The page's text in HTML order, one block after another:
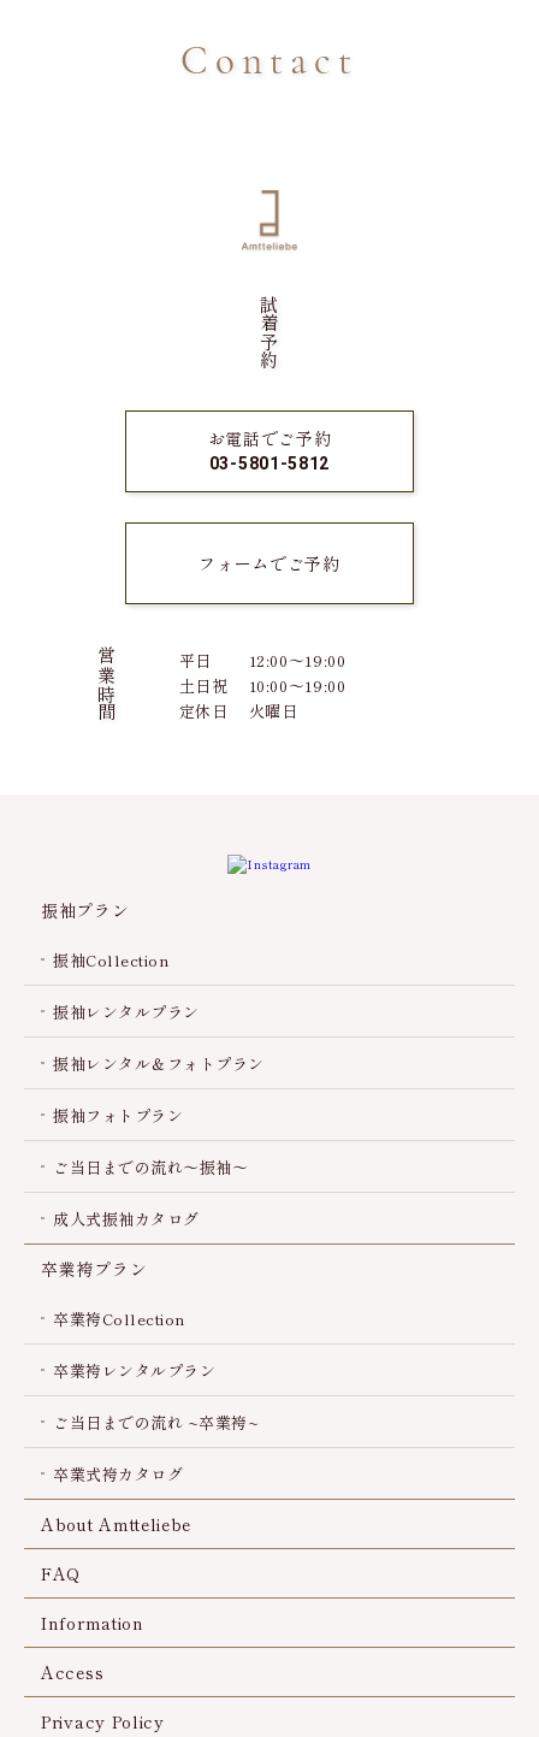
Contact
試着予約
お電話でご予約
03-5801-5812
フォームでご予約
営業時間 平日
12:00～19:00
土日祝
10:00～19:00
定休日
火曜日
振袖プラン
振袖Collection
振袖レンタルプラン
振袖レンタル＆フォトプラン
振袖フォトプラン
ご当日までの流れ～振袖～
成人式振袖カタログ
卒業袴プラン
卒業袴Collection
卒業袴レンタルプラン
ご当日までの流れ ~卒業袴~
卒業式袴カタログ
About Amtteliebe
FAQ
Information
Access
Privacy Policy